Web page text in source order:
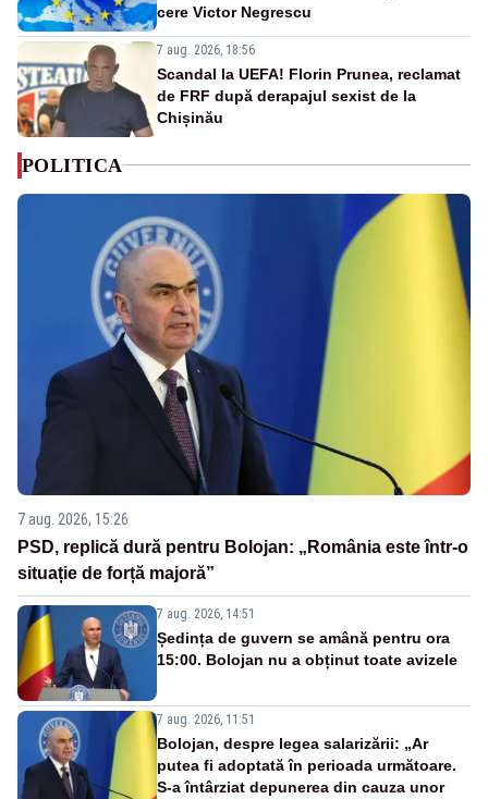
cere Victor Negrescu
7 aug. 2026, 18:56
Scandal la UEFA! Florin Prunea, reclamat
de FRF după derapajul sexist de la
Chișinău
POLITICA
7 aug. 2026, 15:26
PSD, replică dură pentru Bolojan: „România este într-o
situație de forță majoră”
7 aug. 2026, 14:51
Ședința de guvern se amână pentru ora
15:00. Bolojan nu a obținut toate avizele
7 aug. 2026, 11:51
Bolojan, despre legea salarizării: „Ar
putea fi adoptată în perioada următoare.
S-a întârziat depunerea din cauza unor